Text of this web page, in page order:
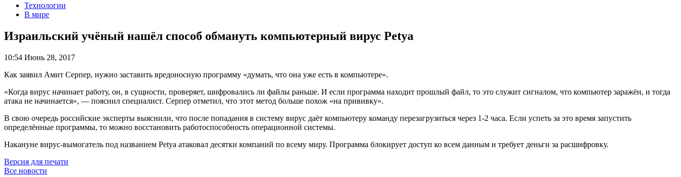
Технологии
В мире
Израильский учёный нашёл способ обмануть компьютерный вирус Petya
10:54 Июнь 28, 2017
Как заявил Амит Серпер, нужно заставить вредоносную программу «думать, что она уже есть в компьютере».
«Когда вирус начинает работу, он, в сущности, проверяет, шифровались ли файлы раньше. И если программа находит прошлый файл, то это служит сигналом, что компьютер заражён, и тогда
атака не начинается», — пояснил специалист. Серпер отметил, что этот метод больше похож «на прививку».
В свою очередь российские эксперты выяснили, что после попадания в систему вирус даёт компьютеру команду перезагрузиться через 1-2 часа. Если успеть за это время запустить
определённые программы, то можно восстановить работоспособность операционной системы.
Накануне вирус-вымогатель под названием Petya атаковал десятки компаний по всему миру. Программа блокирует доступ ко всем данным и требует деньги за расшифровку.
Версия для печати
Все новости